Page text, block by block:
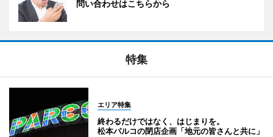
問い合わせはこちらから
特集
エリア特集
終わるだけではなく、はじまりを。
松本パルコの閉店企画「地元の皆さんと共に」